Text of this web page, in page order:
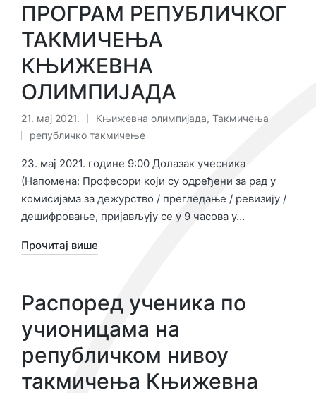
ПРОГРАМ РЕПУБЛИЧКОГ
ТАКМИЧЕЊА
КЊИЖЕВНА
ОЛИМПИЈАДА
21. мај 2021.
Објављено
у
Књижевна олимпијада, Такмичења
Ознаке:
републичко такмичење
23. мај 2021. године 9:00 Долазак учесника
(Напомена: Професори који су одређени за рад у
комисијама за дежурство / прегледање / ревизију /
дешифровање, пријављују се у 9 часова у…
Прочитај више
Распоред ученика по
учионицама на
републичком нивоу
такмичења Књижевна